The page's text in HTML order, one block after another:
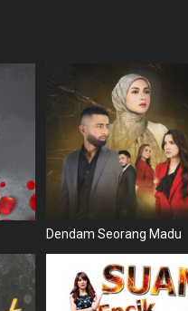
Dendam Seorang Madu